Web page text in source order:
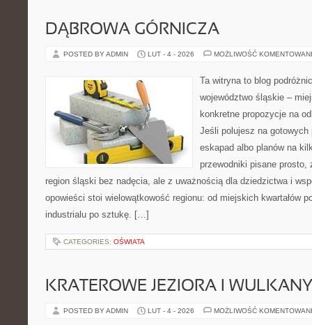
DĄBROWA GÓRNICZA
POSTED BY ADMIN LUT - 4 - 2026 MOŻLIWOŚĆ
Ta witryna to blog
województwo śląskie –
konkretne propozycje na
Jeśli polujesz na gotowych
eskapad albo planów na
przewodniki pisane
region śląski bez nadęcia, ale z uważnością dla dziedzictwa i
opowieści stoi wielowątkowość regionu: od miejskich kwartałów
industrialu po sztukę. […]
CATEGORIES: OŚWIATA
KRATEROWE JEZIORA I WULKANY
POSTED BY ADMIN LUT - 4 - 2026 MOŻLIWOŚĆ